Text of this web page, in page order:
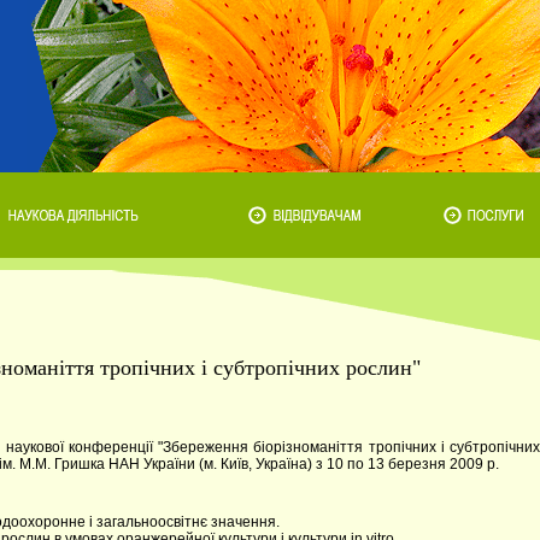
тропічних і субтропічних рослин"
конференції "Збереження біорізноманіття тропічних і субтропічних
М.М. Гришка НАН України (м. Київ, Україна) з 10 по 13 березня 2009 р.
і загальноосвітнє значення.